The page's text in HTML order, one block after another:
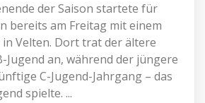
der Saison startete für
bereits am Freitag mit einem
Velten. Dort trat der ältere
Jugend an, während der jüngere
C-Jugend-Jahrgang – das
spielte. ...